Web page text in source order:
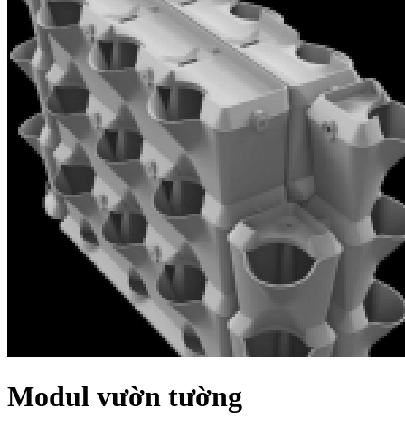
Modul vườn tường